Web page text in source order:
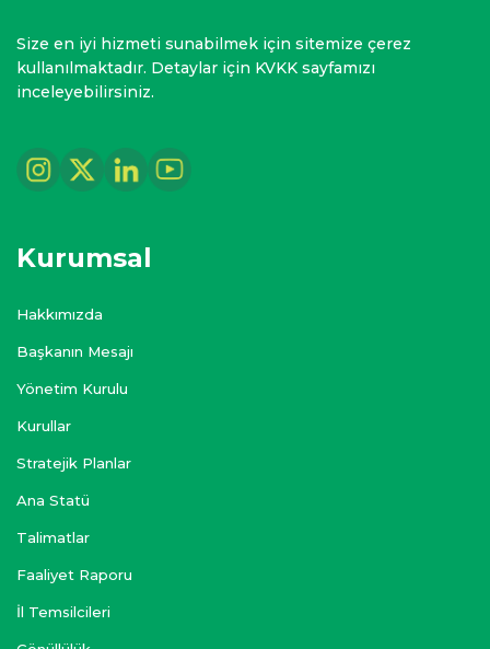
Size en iyi hizmeti sunabilmek için sitemize çerez
kullanılmaktadır. Detaylar için KVKK sayfamızı
inceleyebilirsiniz.
Kurumsal
Hakkımızda
Başkanın Mesajı
Yönetim Kurulu
Kurullar
Stratejik Planlar
Ana Statü
Talimatlar
Faaliyet Raporu
İl Temsilcileri